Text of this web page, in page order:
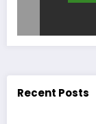
Recent Posts